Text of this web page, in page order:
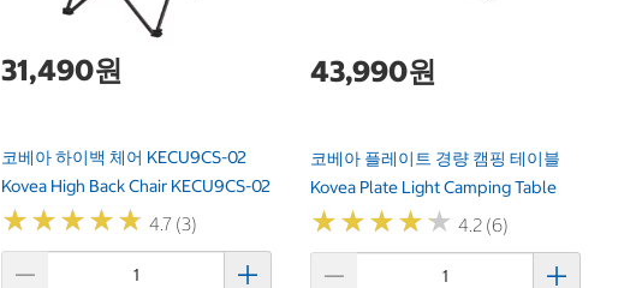
31,490원
코베아 하이백 체어 KECU9CS-02
Kovea High Back Chair KECU9CS-02
★★★★★
★★★★★ 4.7 (3)
43,990원
코베아 플레이트 경량 캠핑 테이블
Kovea Plate Light Camping Table
★★★★★
★★★★★ 4.2 (6)